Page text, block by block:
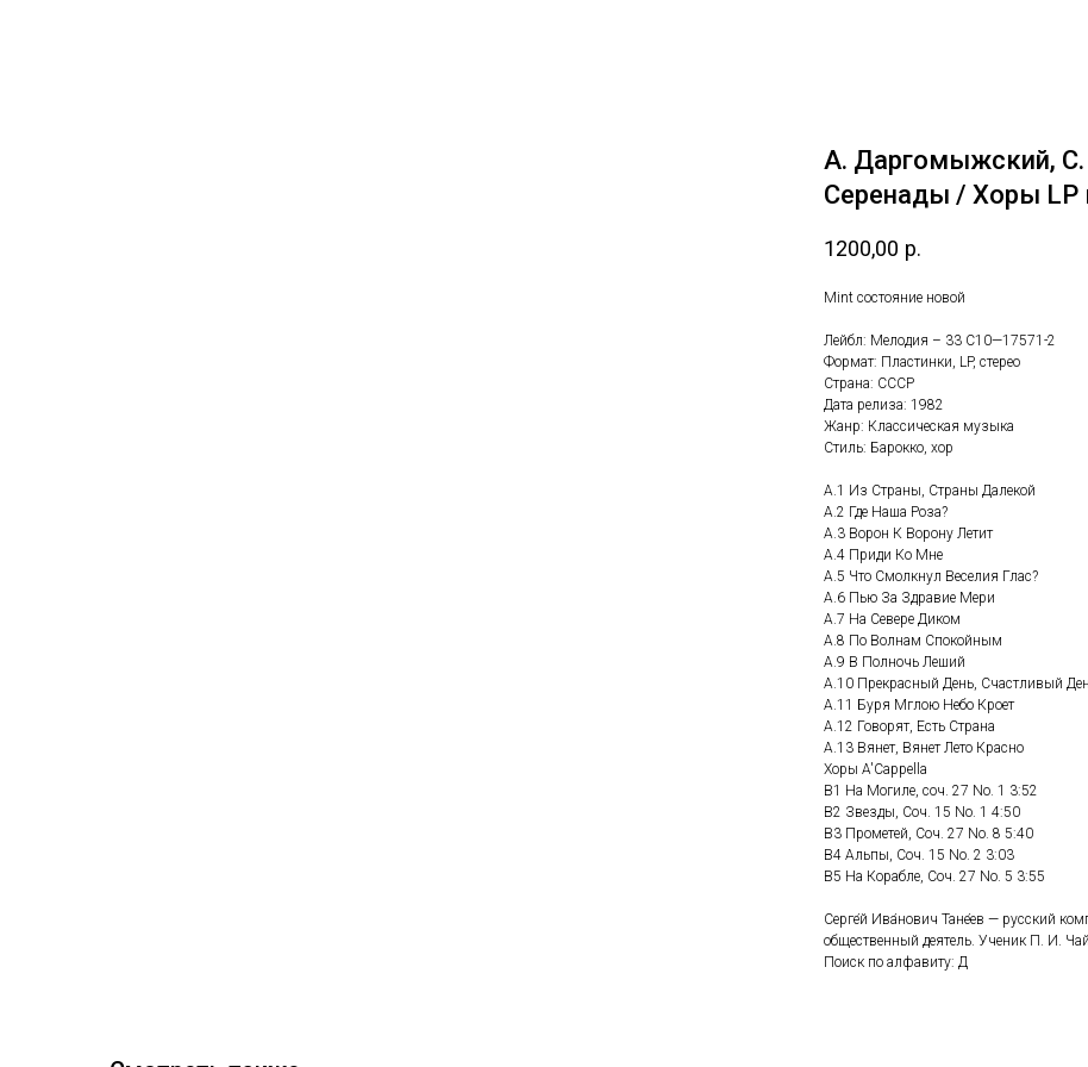
А. Даргомыжский, С.
Серенады / Хоры LP
1200,00 р.
Mint состояние новой
Лейбл: Мелодия – 33 С10—17571-2
Формат: Пластинки, LP, стерео
Страна: СССР
Дата релиза: 1982
Жанр: Классическая музыка
Стиль: Барокко, хор
A.1 Из Страны, Страны Далекой
A.2 Где Наша Роза?
A.3 Ворон К Ворону Летит
A.4 Приди Ко Мне
A.5 Что Смолкнул Веселия Глас?
A.6 Пью За Здравие Мери
A.7 На Севере Диком
A.8 По Волнам Спокойным
A.9 В Полночь Леший
A.10 Прекрасный День, Счастливый
A.11 Буря Мглою Небо Кроет
A.12 Говорят, Есть Страна
A.13 Вянет, Вянет Лето Красно
Хоры A'Cappella
B1 На Могиле, соч. 27 No. 1 3:52
B2 Звезды, Соч. 15 No. 1 4:50
B3 Прометей, Соч. 27 No. 8 5:40
B4 Альпы, Соч. 15 No. 2 3:03
B5 На Корабле, Соч. 27 No. 5 3:55
Серге́й Ива́нович Тане́ев — русский
общественный деятель. Ученик П. И.
Поиск по алфавиту: Д